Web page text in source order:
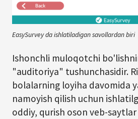
EasySurvey da ishlatiladigan savollardan biri
Ishonchli muloqotchi
"auditoriya" tushunchasidir.
bolalarning loyiha davomida
namoyish qilish uchun
oddiy, qurish oson veb-